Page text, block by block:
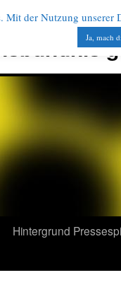
Hintergrund
Mit der Nutzung
Ja, mach